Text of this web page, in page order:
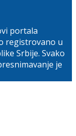
portala
registrovano u
Srbije. Svako
je